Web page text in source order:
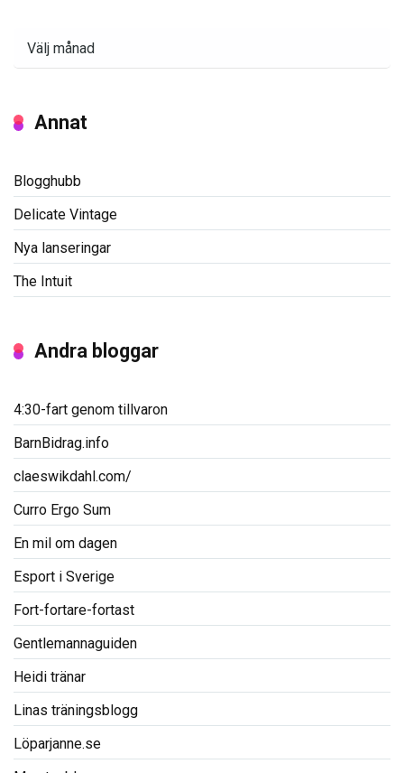
Annat
Blogghubb
Delicate Vintage
Nya lanseringar
The Intuit
Andra bloggar
4:30-fart genom tillvaron
BarnBidrag.info
claeswikdahl.com/
Curro Ergo Sum
En mil om dagen
Esport i Sverige
Fort-fortare-fortast
Gentlemannaguiden
Heidi tränar
Linas träningsblogg
Löparjanne.se